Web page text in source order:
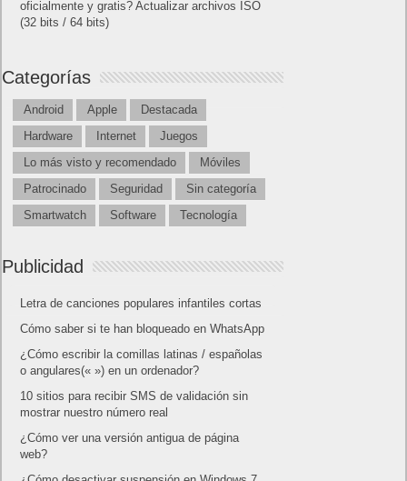
oficialmente y gratis? Actualizar archivos ISO
(32 bits / 64 bits)
Categorías
Android Apple
Destacada
Hardware
Internet
Juegos
Lo más visto y recomendado
Móviles
Patrocinado
Seguridad
Sin categoría
Smartwatch
Software Tecnología
Publicidad
Letra de canciones populares infantiles cortas
Cómo saber si te han bloqueado en WhatsApp
¿Cómo escribir la comillas latinas / españolas
o angulares(« ») en un ordenador?
10 sitios para recibir SMS de validación sin
mostrar nuestro número real
¿Cómo ver una versión antigua de página
web?